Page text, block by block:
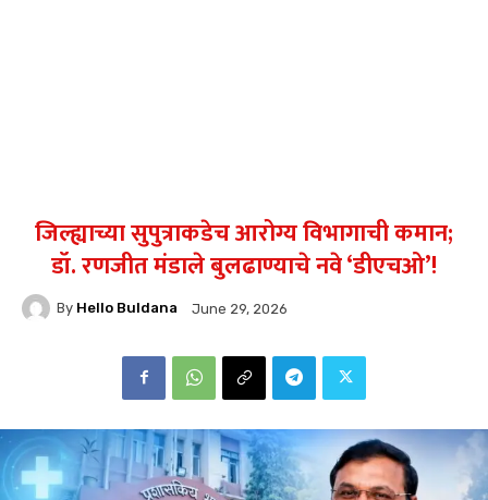
जिल्ह्याच्या सुपुत्राकडेच आरोग्य विभागाची कमान;
डॉ. रणजीत मंडाले बुलढाण्याचे नवे ‘डीएचओ’!
By Hello Buldana June 29, 2026